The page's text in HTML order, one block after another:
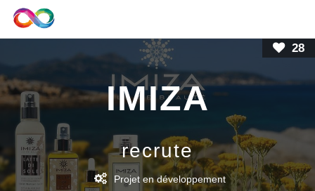
IMIZA
recrute
Projet en développement
28